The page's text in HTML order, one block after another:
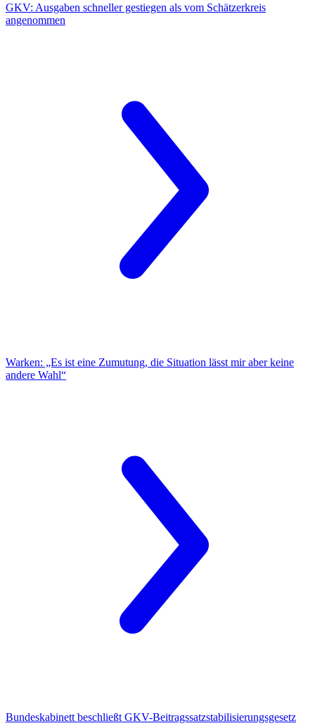
GKV: Ausgaben schneller gestiegen als vom Schätzerkreis
angenommen
Warken: „Es ist eine Zumutung, die Situation lässt mir aber keine
andere Wahl“
Bundeskabinett beschließt GKV-Beitragssatzstabilisierungsgesetz